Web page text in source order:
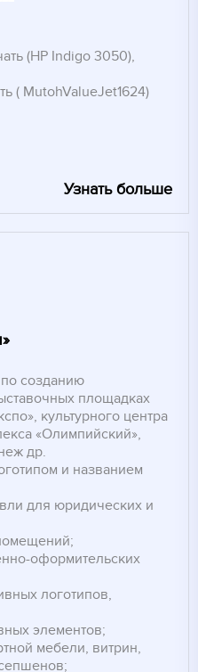
(HP Indigo 3050),
( MutohValueJet1624)
Узнать больше
созданию
площадках
культурного центра
«Олимпийский»,
др.
и названием
для юридических и
оформительских
логотипов,
элементов;
мебели, витрин,